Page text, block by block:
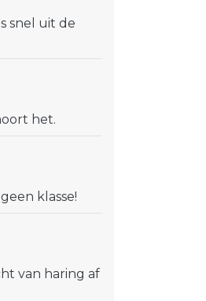
snel uit de
het.
klasse!
van haring af